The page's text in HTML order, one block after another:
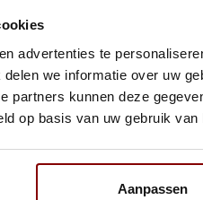
advertenties te
we informatie over uw
partners kunnen deze
op basis van uw gebruik van
Aanpassen